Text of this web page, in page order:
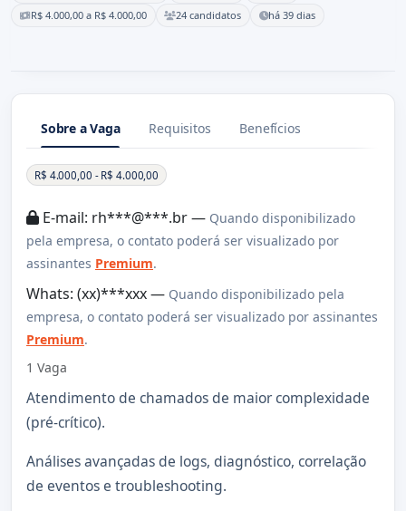
R$ 4.000,00 a R$ 4.000,00
24 candidatos há 39 dias
Sobre a Vaga Requisitos Benefícios
Sobre a Vaga
R$ 4.000,00 - R$ 4.000,00
E-mail: rh***@***.br — Quando disponibilizado
pela empresa, o contato poderá ser visualizado por
assinantes Premium.
Whats: (xx)***xxx — Quando disponibilizado pela
empresa, o contato poderá ser visualizado por assinantes
Premium.
1 Vaga
Atendimento de chamados de maior complexidade
(pré-crítico).
Análises avançadas de logs, diagnóstico, correlação
de eventos e troubleshooting.